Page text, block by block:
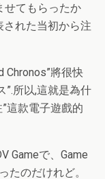
せてもらったか
された当初から注
Chronos”將很快
”.所以,這就是為什
這款電子遊戲的
Gameで、Game
たのだけれど。